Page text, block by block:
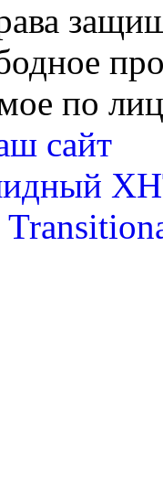
по